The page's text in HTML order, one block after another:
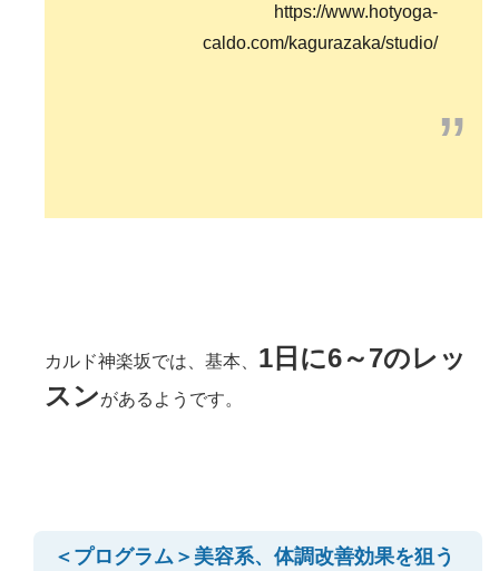
https://www.hotyoga-
caldo.com/kagurazaka/studio/
”
カルド神楽坂では、基本、 1日に6～7のレッ
スンがあるようです。
＜プログラム＞美容系、体調改善効果を狙う